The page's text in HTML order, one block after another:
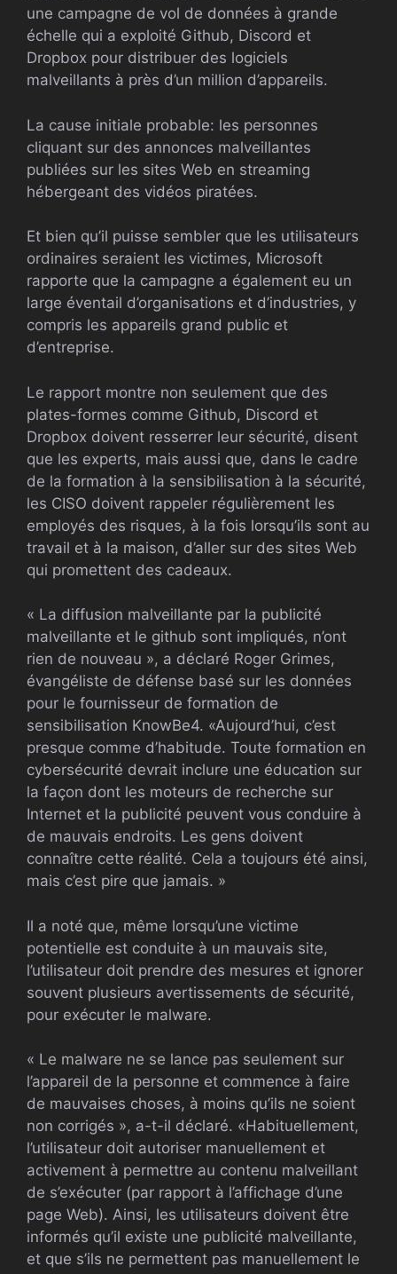
une campagne de vol de données à grande
échelle qui a exploité Github, Discord et
Dropbox pour distribuer des logiciels
malveillants à près d’un million d’appareils.
La cause initiale probable: les personnes
cliquant sur des annonces malveillantes
publiées sur les sites Web en streaming
hébergeant des vidéos piratées.
Et bien qu’il puisse sembler que les utilisateurs
ordinaires seraient les victimes, Microsoft
rapporte que la campagne a également eu un
large éventail d’organisations et d’industries, y
compris les appareils grand public et
d’entreprise.
Le rapport montre non seulement que des
plates-formes comme Github, Discord et
Dropbox doivent resserrer leur sécurité, disent
que les experts, mais aussi que, dans le cadre
de la formation à la sensibilisation à la sécurité,
les CISO doivent rappeler régulièrement les
employés des risques, à la fois lorsqu’ils sont au
travail et à la maison, d’aller sur des sites Web
qui promettent des cadeaux.
« La diffusion malveillante par la publicité
malveillante et le github sont impliqués, n’ont
rien de nouveau », a déclaré Roger Grimes,
évangéliste de défense basé sur les données
pour le fournisseur de formation de
sensibilisation KnowBe4. «Aujourd’hui, c’est
presque comme d’habitude. Toute formation en
cybersécurité devrait inclure une éducation sur
la façon dont les moteurs de recherche sur
Internet et la publicité peuvent vous conduire à
de mauvais endroits. Les gens doivent
connaître cette réalité. Cela a toujours été ainsi,
mais c’est pire que jamais. »
Il a noté que, même lorsqu’une victime
potentielle est conduite à un mauvais site,
l’utilisateur doit prendre des mesures et ignorer
souvent plusieurs avertissements de sécurité,
pour exécuter le malware.
« Le malware ne se lance pas seulement sur
l’appareil de la personne et commence à faire
de mauvaises choses, à moins qu’ils ne soient
non corrigés », a-t-il déclaré. «Habituellement,
l’utilisateur doit autoriser manuellement et
activement à permettre au contenu malveillant
de s’exécuter (par rapport à l’affichage d’une
page Web). Ainsi, les utilisateurs doivent être
informés qu’il existe une publicité malveillante,
et que s’ils ne permettent pas manuellement le